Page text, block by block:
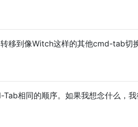
移到像Witch这样的其他cmd-tab切
相同的顺序。如果我想念什么，我